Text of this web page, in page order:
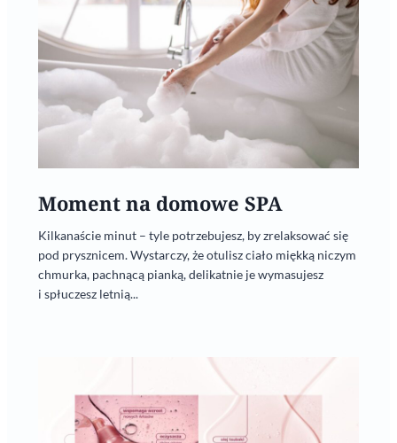
Moment na domowe SPA
Kilkanaście minut – tyle potrzebujesz, by zrelaksować się
pod prysznicem. Wystarczy, że otulisz ciało miękką niczym
chmurka, pachnącą pianką, delikatnie je wymasujesz
i spłuczesz letnią...